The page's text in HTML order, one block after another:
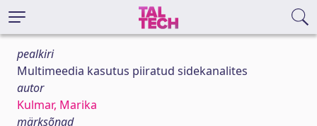
pealkiri
Multimeedia kasutus piiratud sidekanalites
autor
Kulmar, Marika
märksõnad